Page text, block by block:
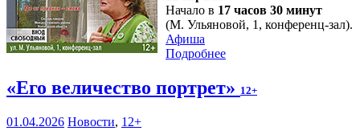
Начало в 17 часов 30 минут
(М. Ульяновой, 1, конференц-зал).
Афиша
Подробнее
«Его величество портрет» 12+
01.04.2026 Новости, 12+